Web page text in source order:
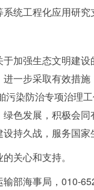
统工程化应用研
加强生态文明建
一步采取有效措
染防治专项治理
色发展，积极会
持久战， 服务国家
的关心和支持。
部海事局，010-